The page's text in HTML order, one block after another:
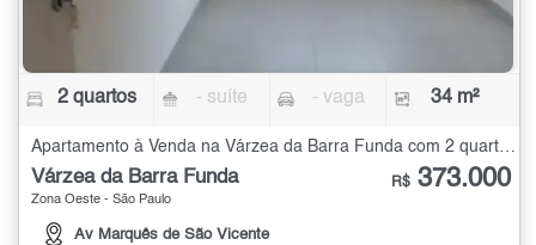
2 quartos - suíte - vaga 34 m²
Apartamento à Venda na Várzea da Barra Funda com 2 quartos - 34 m²
Várzea da Barra Funda
Zona Oeste - São Paulo
Av Marquês de São Vicente
R$ 373.000